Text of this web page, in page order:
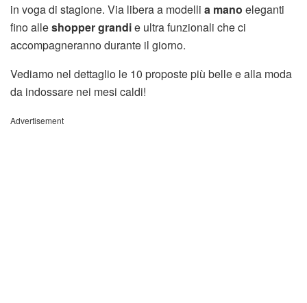
in voga di stagione. Via libera a modelli a mano eleganti
fino alleshopper grandie ultra funzionali che ci
accompagneranno durante il giorno.
Vediamo nel dettaglio le 10 proposte più belle e alla moda
da indossare nei mesi caldi!
Advertisement